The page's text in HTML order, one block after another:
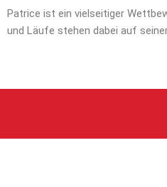
Patrice ist ein vielseitiger
und Läufe stehen dabei auf